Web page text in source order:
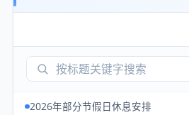
2026年部分节假日休息安排